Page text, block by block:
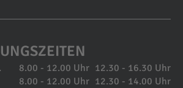
8.00 - 12.00 Uhr 12.30 - 16.30 Uhr
8.00 - 12.00 Uhr 12.30 - 14.00 Uhr